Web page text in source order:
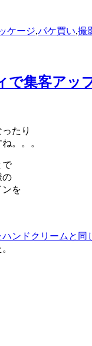
ケージ,パケ買い,撮
で集客アッ
たり
。。。
で
の
ンを
ハンドクリームと同